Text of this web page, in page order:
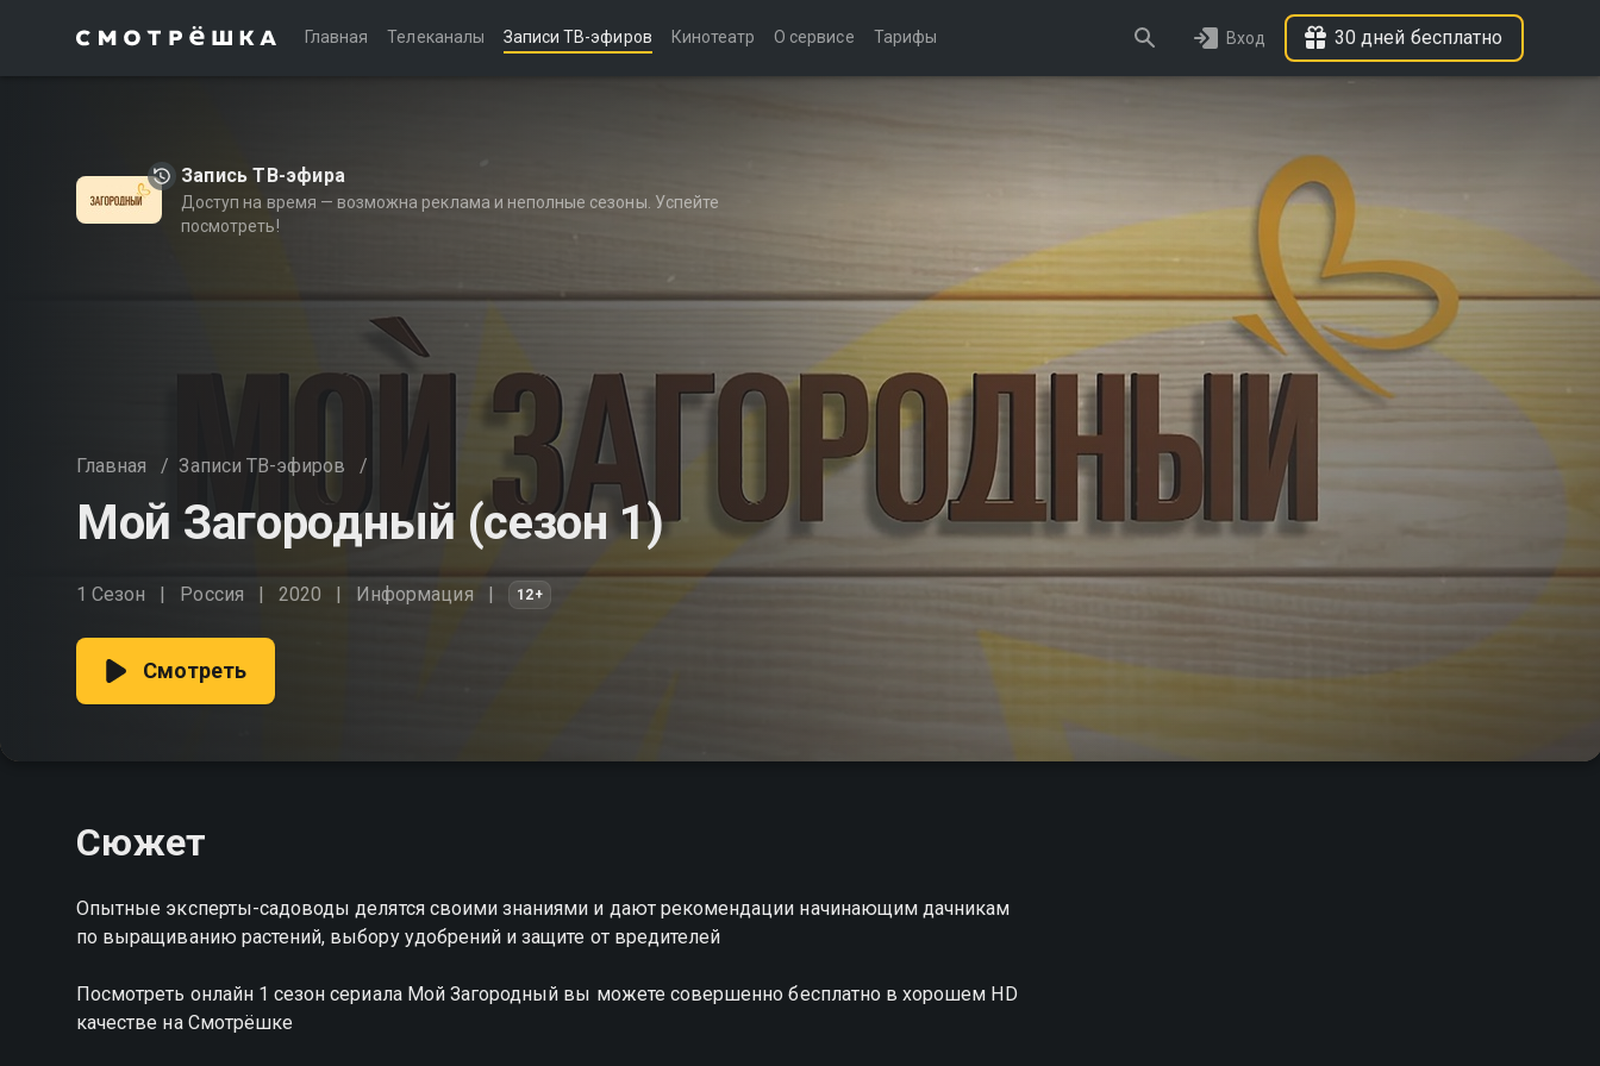
Главная Телеканалы Записи ТВ-эфиров Кинотеатр О сервисе Тарифы Вход 30 дней бесплатно
Запись ТВ-эфира
Доступ на время — возможна реклама и неполные сезоны. Успейте
посмотреть!
Главная / Записи ТВ-эфиров /
Мой Загородный (сезон 1)
1 Сезон Россия 2020 Информация 12+
Смотреть
Сюжет
Опытные эксперты-садоводы делятся своими знаниями и дают рекомендации начинающим дачникам
по выращиванию растений, выбору удобрений и защите от вредителей
Посмотреть онлайн 1 сезон сериала Мой Загородный вы можете совершенно бесплатно в хорошем HD
качестве на Смотрёшке